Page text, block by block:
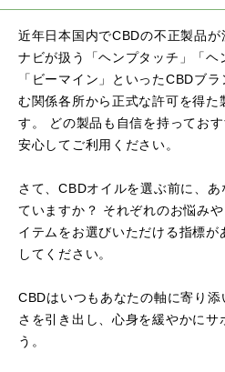
近年日本国内でCBDの不正製品
ナビが扱う
「ヘンプタッチ」「
「ビーマイン」といったCBDブラ
む関係各所から正式な許可を得た
す。
どの製品も自信を持ってお
安心してご利用ください。
さて、CBDオイルを選ぶ前に、あ
ていますか？ それぞれのお悩み
イテムをお選びいただける指標が
してください。
CBDはいつもあなたの軸に寄り
さを引き出し、心身を緩やかにサ
う。